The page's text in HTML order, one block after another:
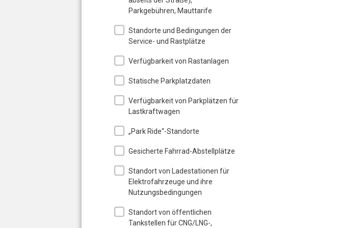
Parkgebühren, Mauttarife
Standorte und Bedingungen der
Service- und Rastplätze
Verfügbarkeit von Rastanlagen
Statische Parkplatzdaten
Verfügbarkeit von Parkplätzen für
Lastkraftwagen
„Park Ride“-Standorte
Gesicherte Fahrrad-Abstellplätze
Standort von Ladestationen für
Elektrofahrzeuge und ihre
Nutzungsbedingungen
Standort von öffentlichen
Tankstellen für CNG/LNG-,